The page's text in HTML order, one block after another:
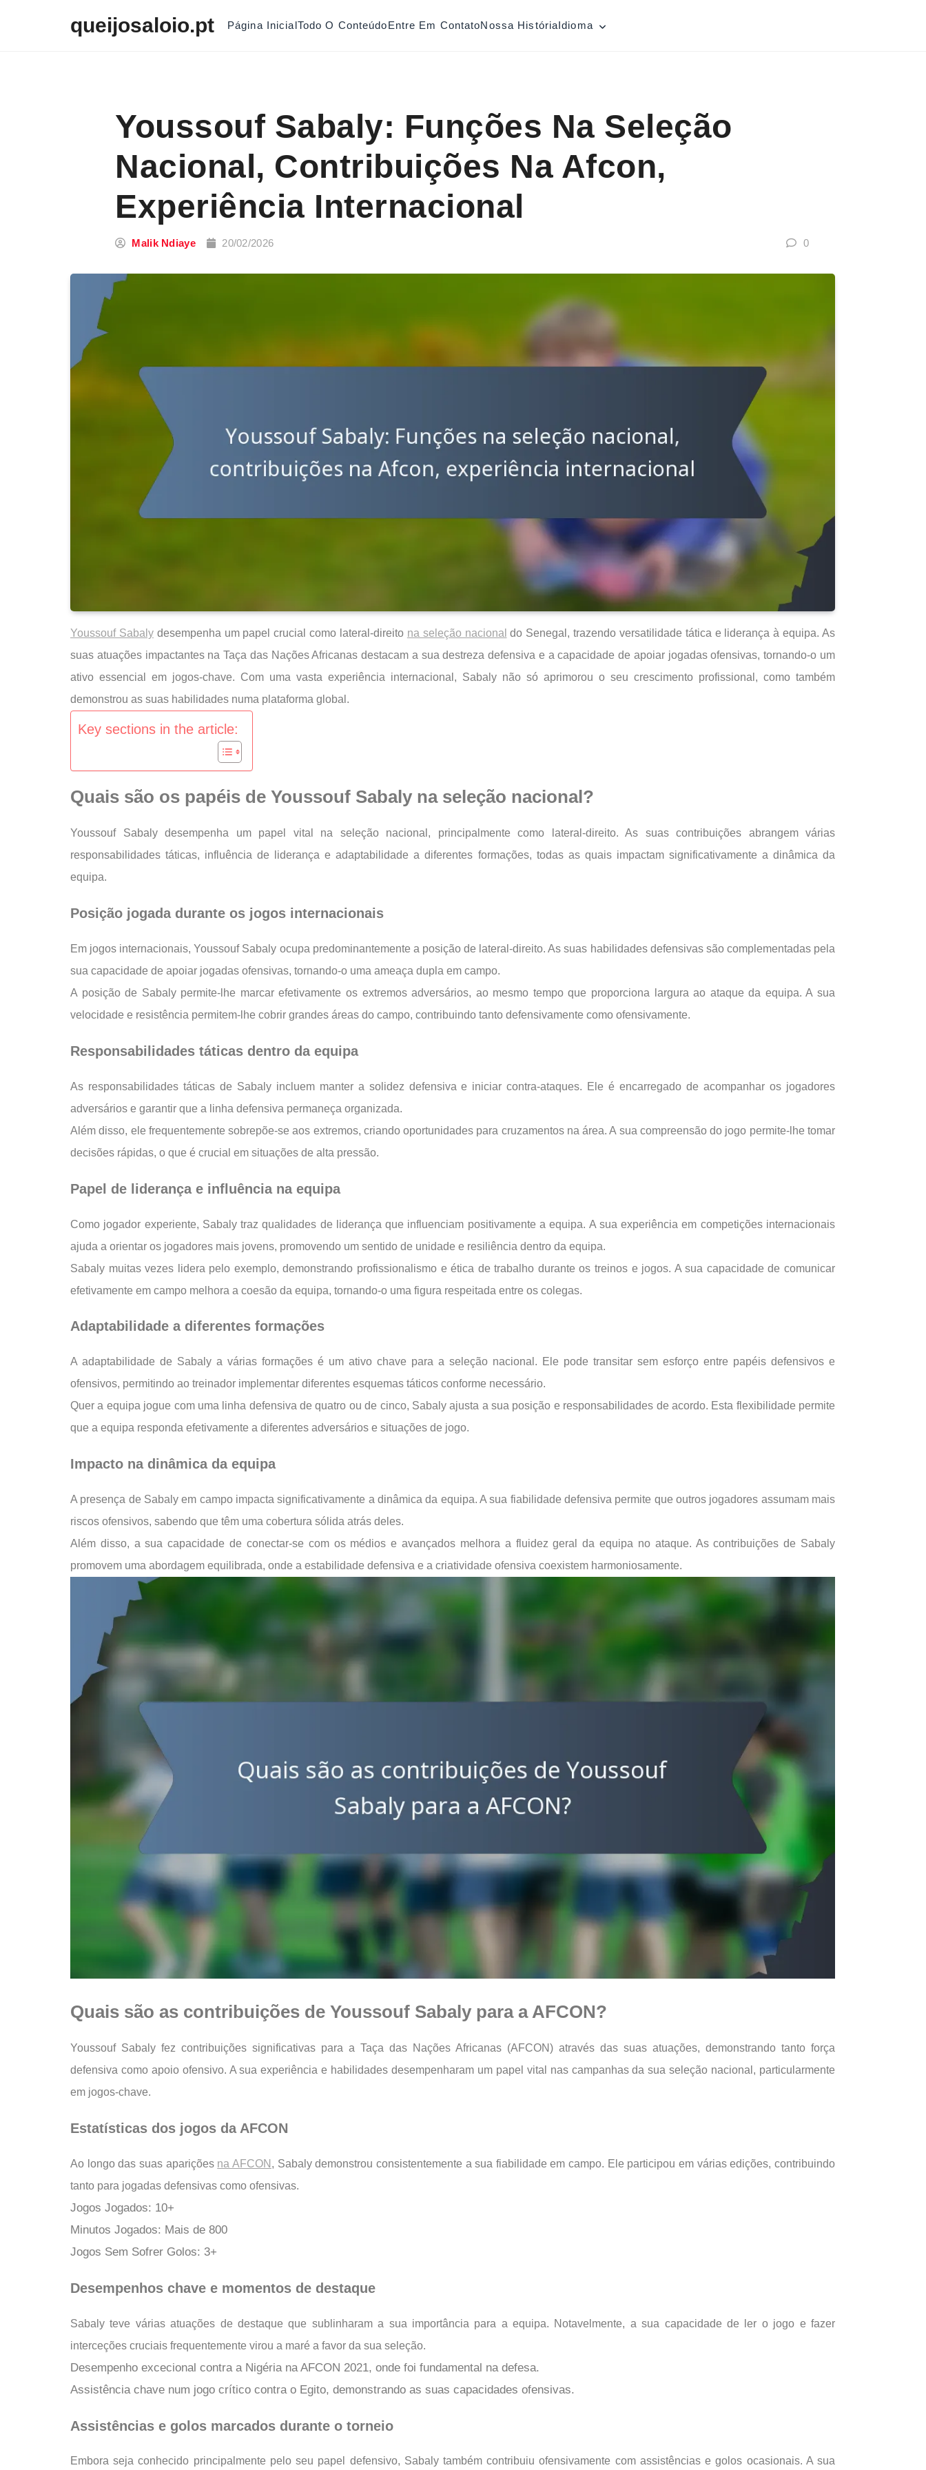
queijosaloio.pt Página InicialTodo O ConteúdoEntre Em ContatoNossa HistóriaIdioma
Youssouf Sabaly: Funções Na Seleção
Nacional, Contribuições Na Afcon,
Experiência Internacional
Malik Ndiaye 20/02/2026 0
Youssouf Sabalydesempenha um papel crucial como lateral-direito na seleção nacional do Senegal, trazendo versatilidade tática e liderança à equipa. As
suas atuações impactantes na Taça das Nações Africanas destacam a sua destreza defensiva e a capacidade de apoiar jogadas ofensivas, tornando-o um
ativo essencial em jogos-chave. Com uma vasta experiência internacional, Sabaly não só aprimorou o seu crescimento profissional, como também
demonstrou as suas habilidades numa plataforma global.
Key sections in the article:
Quais são os papéis de Youssouf Sabaly na seleção nacional?
Youssouf Sabaly desempenha um papel vital na seleção nacional, principalmente como lateral-direito. As suas contribuições abrangem várias
responsabilidades táticas, influência de liderança e adaptabilidade a diferentes formações, todas as quais impactam significativamente a dinâmica da
equipa.
Posição jogada durante os jogos internacionais
Em jogos internacionais, Youssouf Sabaly ocupa predominantemente a posição de lateral-direito. As suas habilidades defensivas são complementadas pela
sua capacidade de apoiar jogadas ofensivas, tornando-o uma ameaça dupla em campo.
A posição de Sabaly permite-lhe marcar efetivamente os extremos adversários, ao mesmo tempo que proporciona largura ao ataque da equipa. A sua
velocidade e resistência permitem-lhe cobrir grandes áreas do campo, contribuindo tanto defensivamente como ofensivamente.
Responsabilidades táticas dentro da equipa
As responsabilidades táticas de Sabaly incluem manter a solidez defensiva e iniciar contra-ataques. Ele é encarregado de acompanhar os jogadores
adversários e garantir que a linha defensiva permaneça organizada.
Além disso, ele frequentemente sobrepõe-se aos extremos, criando oportunidades para cruzamentos na área. A sua compreensão do jogo permite-lhe tomar
decisões rápidas, o que é crucial em situações de alta pressão.
Papel de liderança e influência na equipa
Como jogador experiente, Sabaly traz qualidades de liderança que influenciam positivamente a equipa. A sua experiência em competições internacionais
ajuda a orientar os jogadores mais jovens, promovendo um sentido de unidade e resiliência dentro da equipa.
Sabaly muitas vezes lidera pelo exemplo, demonstrando profissionalismo e ética de trabalho durante os treinos e jogos. A sua capacidade de comunicar
efetivamente em campo melhora a coesão da equipa, tornando-o uma figura respeitada entre os colegas.
Adaptabilidade a diferentes formações
A adaptabilidade de Sabaly a várias formações é um ativo chave para a seleção nacional. Ele pode transitar sem esforço entre papéis defensivos e
ofensivos, permitindo ao treinador implementar diferentes esquemas táticos conforme necessário.
Quer a equipa jogue com uma linha defensiva de quatro ou de cinco, Sabaly ajusta a sua posição e responsabilidades de acordo. Esta flexibilidade permite
que a equipa responda efetivamente a diferentes adversários e situações de jogo.
Impacto na dinâmica da equipa
A presença de Sabaly em campo impacta significativamente a dinâmica da equipa. A sua fiabilidade defensiva permite que outros jogadores assumam mais
riscos ofensivos, sabendo que têm uma cobertura sólida atrás deles.
Além disso, a sua capacidade de conectar-se com os médios e avançados melhora a fluidez geral da equipa no ataque. As contribuições de Sabaly
promovem uma abordagem equilibrada, onde a estabilidade defensiva e a criatividade ofensiva coexistem harmoniosamente.
Quais são as contribuições de Youssouf Sabaly para a AFCON?
Youssouf Sabaly fez contribuições significativas para a Taça das Nações Africanas (AFCON) através das suas atuações, demonstrando tanto força
defensiva como apoio ofensivo. A sua experiência e habilidades desempenharam um papel vital nas campanhas da sua seleção nacional, particularmente
em jogos-chave.
Estatísticas dos jogos da AFCON
Ao longo das suas aparições na AFCON , Sabaly demonstrou consistentemente a sua fiabilidade em campo. Ele participou em várias edições, contribuindo
tanto para jogadas defensivas como ofensivas.
Jogos Jogados: 10+
Minutos Jogados: Mais de 800
Jogos Sem Sofrer Golos: 3+
Desempenhos chave e momentos de destaque
Sabaly teve várias atuações de destaque que sublinharam a sua importância para a equipa. Notavelmente, a sua capacidade de ler o jogo e fazer
interceções cruciais frequentemente virou a maré a favor da sua seleção.
Desempenho excecional contra a Nigéria na AFCON 2021, onde foi fundamental na defesa.
Assistência chave num jogo crítico contra o Egito, demonstrando as suas capacidades ofensivas.
Assistências e golos marcados durante o torneio
Embora seja conhecido principalmente pelo seu papel defensivo, Sabaly também contribuiu ofensivamente com assistências e golos ocasionais. A sua